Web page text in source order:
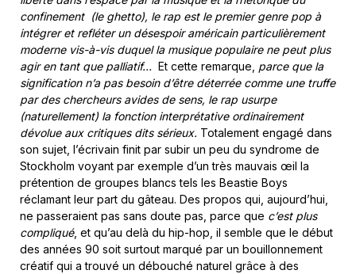
confinement (le ghetto), le rap est le premier genre pop à
intégrer et refléter un désespoir américain particulièrement
moderne vis-à-vis duquel la musique populaire ne peut plus
agir en tant que palliatif… Et cette remarque, parce que la
signification n’a pas besoin d’être déterrée comme une truffe
par des chercheurs avides de sens, le rap usurpe
(naturellement) la fonction interprétative ordinairement
dévolue aux critiques dits sérieux. Totalement engagé dans
son sujet, l’écrivain finit par subir un peu du syndrome de
Stockholm voyant par exemple d’un très mauvais œil la
prétention de groupes blancs tels les Beastie Boys
réclamant leur part du gâteau. Des propos qui, aujourd’hui,
ne passeraient pas sans doute pas, parce que c’est plus
compliqué, et qu’au delà du hip-hop, il semble que le début
des années 90 soit surtout marqué par un bouillonnement
créatif qui a trouvé un débouché naturel grâce à des